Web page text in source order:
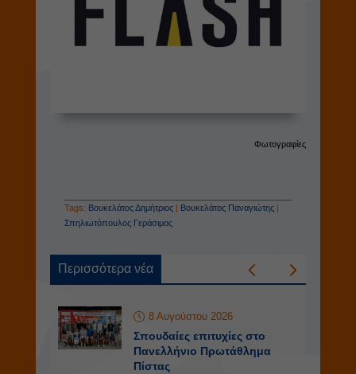
Φωτογραφίες
Tags: Βουκελάτος Δημήτριος| Βουκελάτος Παναγιώτης|
Σπηλιωτόπουλος Γεράσιμος
Περισσότερα νέα
8 Αυγούστου 2026
Σπουδαίες επιτυχίες στο
Πανελλήνιο Πρωτάθλημα
Πίστας